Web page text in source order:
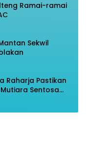
Ramai-ramai
Sekwil
Raharja Pastikan
Sentosa